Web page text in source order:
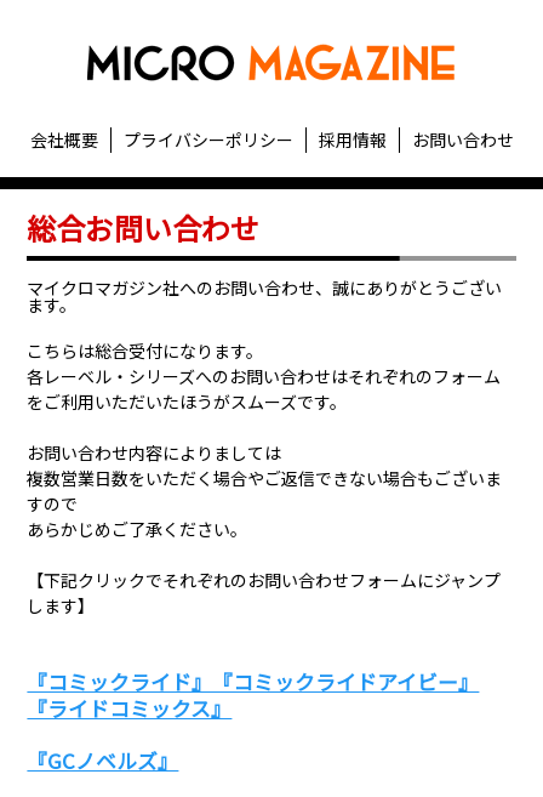
会社概要 プライバシーポリシー 採用情報 お問い合わせ
総合お問い合わせ
マイクロマガジン社へのお問い合わせ、誠にありがとうござい
ます。
こちらは総合受付になります。
各レーベル・シリーズへのお問い合わせはそれぞれのフォーム
をご利用いただいたほうがスムーズです。
お問い合わせ内容によりましては
複数営業日数をいただく場合やご返信できない場合もございま
すので
あらかじめご了承ください。
【下記クリックでそれぞれのお問い合わせフォームにジャンプ
します】
『コミックライド』『コミックライドアイビー』
『ライドコミックス』
『GCノベルズ』